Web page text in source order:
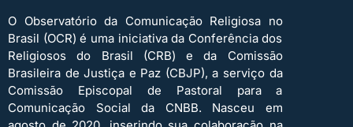
O Observatório da Comunicação Religiosa no
Brasil (OCR) é uma iniciativa da Conferência dos
Religiosos do Brasil (CRB) e da Comissão
Brasileira de Justiça e Paz (CBJP), a serviço da
Comissão Episcopal de Pastoral para a
Comunicação Social da CNBB. Nasceu em